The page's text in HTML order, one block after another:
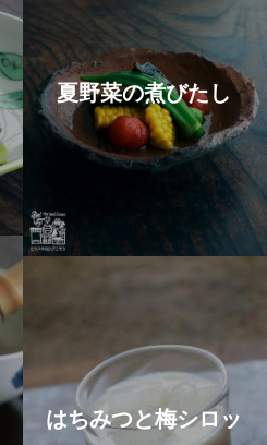
夏野菜の煮びたし
はちみつと梅シロッ